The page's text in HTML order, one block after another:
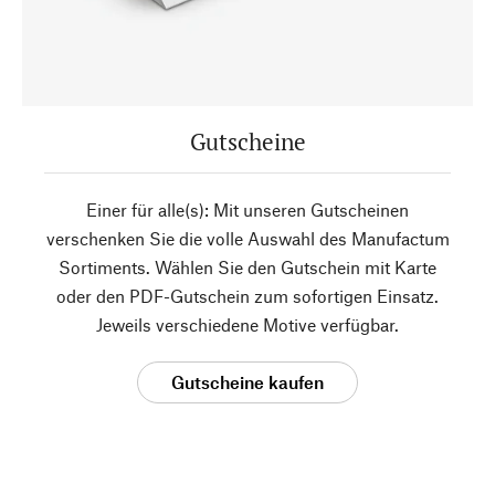
Gutscheine
Einer für alle(s): Mit unseren Gutscheinen
verschenken Sie die volle Auswahl des Manufactum
Sortiments. Wählen Sie den Gutschein mit Karte
oder den PDF-Gutschein zum sofortigen Einsatz.
Jeweils verschiedene Motive verfügbar.
Gutscheine kaufen